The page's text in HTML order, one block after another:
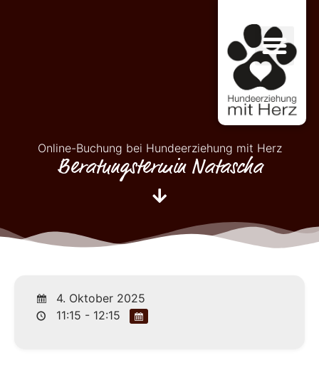
Online-Buchung bei Hundeerziehung mit Herz
Beratungstermin Natascha
4. Oktober 2025
11:15 - 12:15